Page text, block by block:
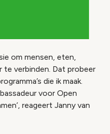
om mensen, eten,
verbinden. Dat probeer
die ik maak.
voor Open
reageert Janny van